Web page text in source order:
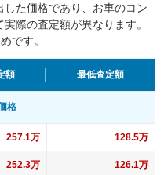
た価格であり、お車のコン
際の査定額が異なります。
です。
額 最低査定額
格
257.1万 128.5万
252.3万 126.1万